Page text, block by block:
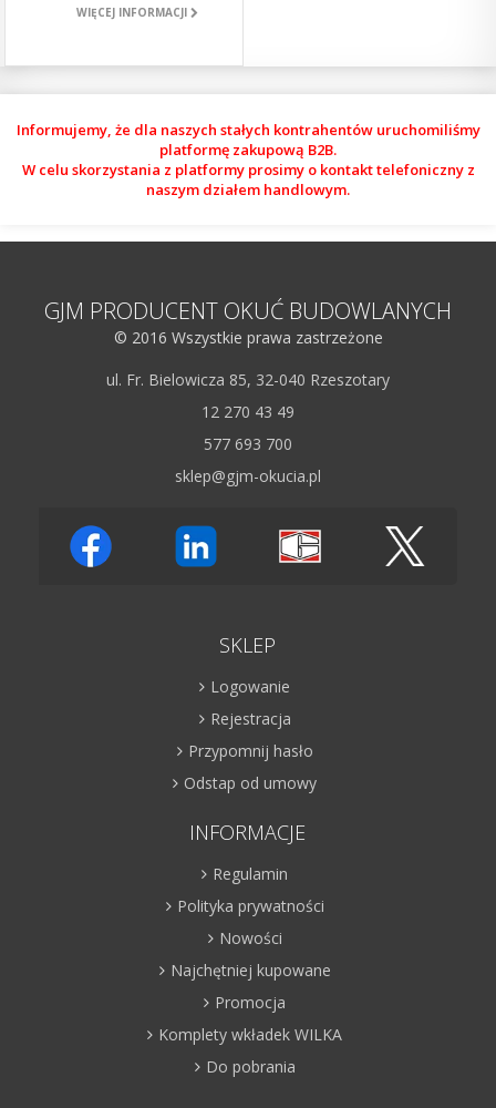
WIĘCEJ INFORMACJI
Informujemy, że dla naszych stałych kontrahentów uruchomiliśmy
platformę zakupową B2B.
W celu skorzystania z platformy prosimy o kontakt telefoniczny z
naszym działem handlowym.
GJM PRODUCENT OKUĆ BUDOWLANYCH
© 2016 Wszystkie prawa zastrzeżone
ul. Fr. Bielowicza 85, 32-040 Rzeszotary
12 270 43 49
577 693 700
sklep@gjm-okucia.pl
SKLEP
Logowanie
Rejestracja
Przypomnij hasło
Odstap od umowy
INFORMACJE
Regulamin
Polityka prywatności
Nowości
Najchętniej kupowane
Promocja
Komplety wkładek WILKA
Do pobrania